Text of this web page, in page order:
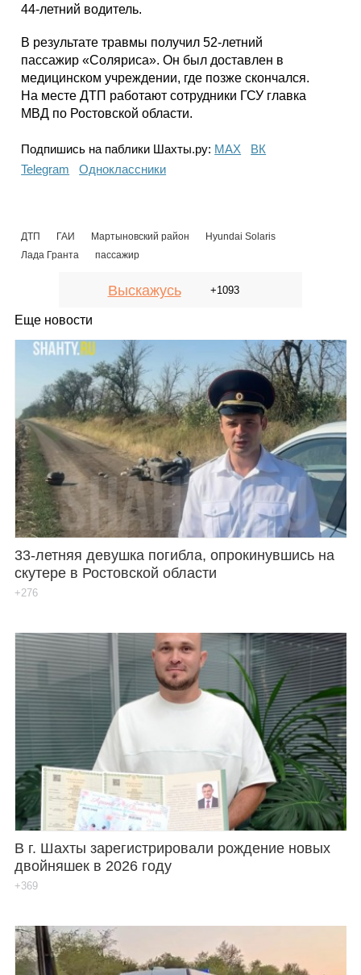
44-летний водитель.
В результате травмы получил 52-летний
пассажир «Соляриса». Он был доставлен в
медицинском учреждении, где позже скончался.
На месте ДТП работают сотрудники ГСУ главка
МВД по Ростовской области.
Подпишись на паблики Шахты.ру: МАХ
ВК
Telegram
Одноклассники
ДТП ГАИ Мартыновский район
Hyundai Solaris
Лада Гранта
пассажир
Выскажусь +1093
Еще новости
33-летняя девушка погибла, опрокинувшись на
скутере в Ростовской области
+276
В г. Шахты зарегистрировали рождение новых
двойняшек в 2026 году
+369